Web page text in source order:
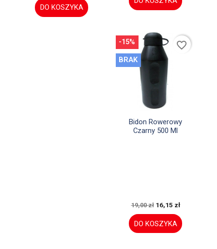
DO KOSZYKA
Szybki podgląd
Bidon Rowerowy
Czarny 500 Ml
19,00 zł 16,15 zł
DO KOSZYKA
-15%
BRAK
favorite_border